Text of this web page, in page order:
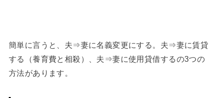
簡単に言うと、夫⇒妻に名義変更にする。夫⇒妻に賃貸
する（養育費と相殺）、夫⇒妻に使用貸借するの3つの
方法があります。